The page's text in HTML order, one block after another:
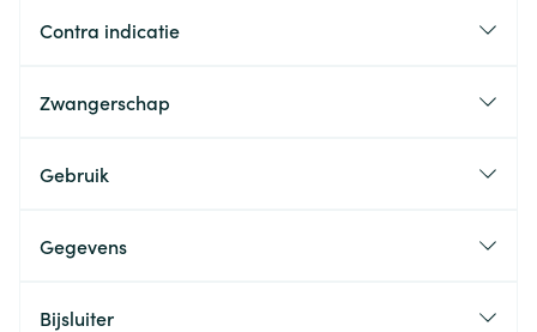
Contra indicatie
Zwangerschap
Gebruik
Gegevens
Bijsluiter